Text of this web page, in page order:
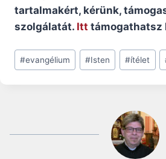
tartalmakért, kérünk,
szolgálatát. Itt támogathatsz
Post
Tags:
#evangélium #Isten #ítélet